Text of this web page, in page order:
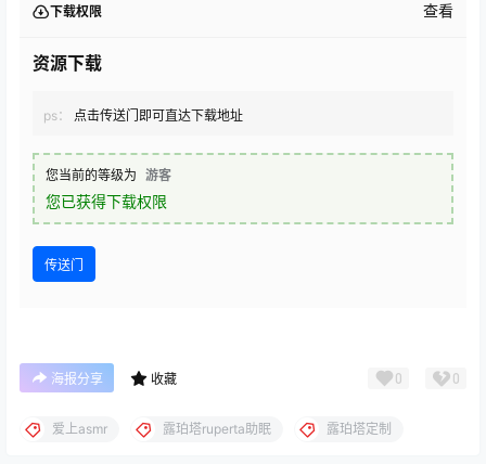
下载权限 查看
资源下载
ps： 点击传送门即可直达下载地址
您当前的等级为 游客
您已获得下载权限
传送门
海报分享 收藏 0 0
爱上asmr 露珀塔ruperta助眠 露珀塔定制